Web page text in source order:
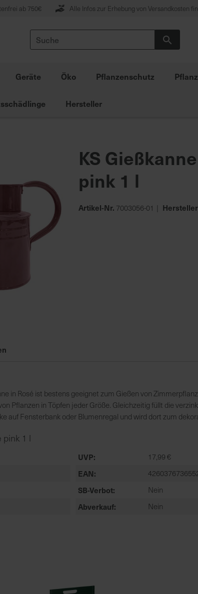
ab 750€ Alle Infos zur Erhebung von Versandkosten
Suche
Geräte Öko Pflanzenschutz
Hersteller
KS
pink 1 l
Artikel-Nr. 7003056-01
in Rosé ist bestens geeignet zum Gießen von
Pflanzen in Töpfen jeder Größe. Gleichzeitig füllt die
auf Fensterbank oder Blumenregal und wird dort zum
pink 1 l
UVP 17,99 €
EAN
SB-Verbot Nein
Abverkauf Nein